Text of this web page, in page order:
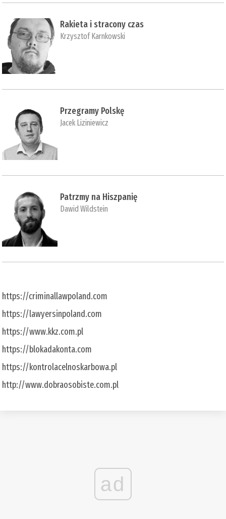
Rakieta i stracony czas
Krzysztof Karnkowski
Przegramy Polskę
Jacek Liziniewicz
Patrzmy na Hiszpanię
Dawid Wildstein
https://criminallawpoland.com
https://lawyersinpoland.com
https://www.kkz.com.pl
https://blokadakonta.com
https://kontrolacelnoskarbowa.pl
http://www.dobraosobiste.com.pl
ad